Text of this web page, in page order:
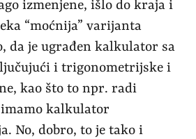
izmenjene, išlo do kraja i
“moćnija” varijanta
da je ugrađen kalkulator sa
i trigonometrijske i
kao što to npr. radi
kalkulator
No, dobro, to je tako i